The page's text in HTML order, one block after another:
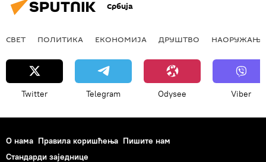
Србија
СВЕТ ПОЛИТИКА ЕКОНОМИЈА ДРУШТВО НАОРУЖАЊЕ
Twitter Telegram Odysee Viber
О нама Правила коришћења Пишите нам
Стандарди заједнице